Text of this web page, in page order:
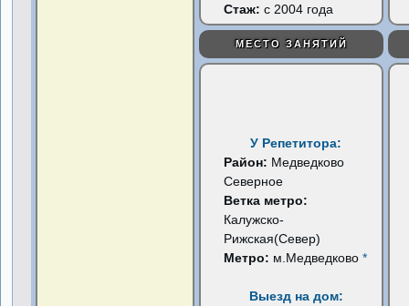
Стаж: с 2004 года
МЕСТО ЗАНЯТИЙ
У Репетитора:
Район: Медведково
Северное
Ветка метро:
Калужско-
Рижская(Север)
Метро: м.Медведково*
Выезд на дом: